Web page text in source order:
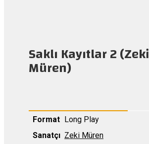
Saklı Kayıtlar 2 (Zeki
Müren)
Format Long Play
Sanatçı Zeki Müren